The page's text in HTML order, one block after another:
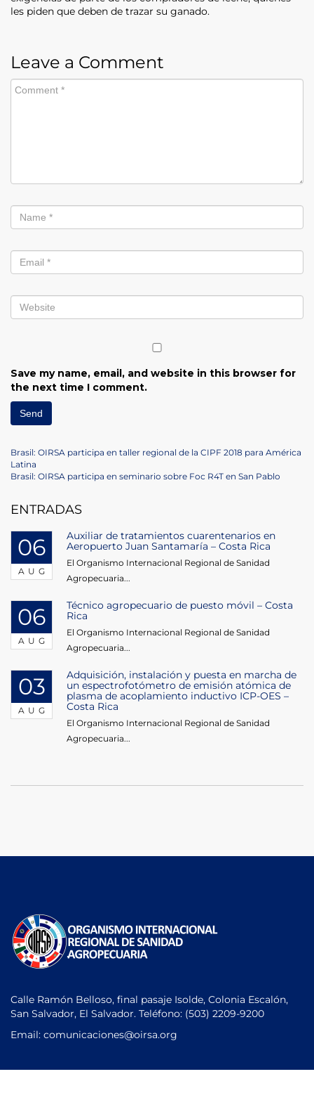
les piden que deben de trazar su ganado.
Leave a Comment
Save my name, email, and website in this browser for
the next time I comment.
Post
navigation
Previous
Post
Brasil: OIRSA participa en taller regional de la CIPF 2018 para América
Latina
Next
Brasil: OIRSA participa en seminario sobre Foc R4T en San Pablo
ENTRADAS
06
AUG
Auxiliar de tratamientos cuarentenarios en
Aeropuerto Juan Santamaría – Costa Rica
El Organismo Internacional Regional de Sanidad
Agropecuaria...
06
AUG
Técnico agropecuario de puesto móvil – Costa
Rica
El Organismo Internacional Regional de Sanidad
Agropecuaria...
03
AUG
Adquisición, instalación y puesta en marcha de
un espectrofotómetro de emisión atómica de
plasma de acoplamiento inductivo ICP-OES –
Costa Rica
El Organismo Internacional Regional de Sanidad
Agropecuaria...
Calle Ramón Belloso, final pasaje Isolde, Colonia Escalón,
San Salvador, El Salvador. Teléfono: (503) 2209-9200
Email: comunicaciones@oirsa.org